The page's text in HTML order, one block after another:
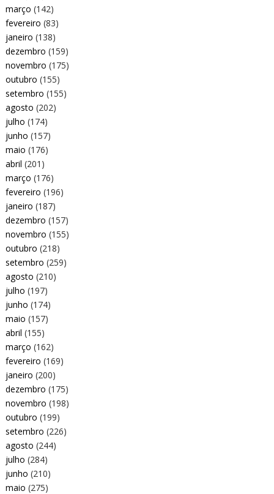
março (142)
fevereiro (83)
janeiro (138)
dezembro (159)
novembro (175)
outubro (155)
setembro (155)
agosto (202)
julho (174)
junho (157)
maio (176)
abril (201)
março (176)
fevereiro (196)
janeiro (187)
dezembro (157)
novembro (155)
outubro (218)
setembro (259)
agosto (210)
julho (197)
junho (174)
maio (157)
abril (155)
março (162)
fevereiro (169)
janeiro (200)
dezembro (175)
novembro (198)
outubro (199)
setembro (226)
agosto (244)
julho (284)
junho (210)
maio (275)